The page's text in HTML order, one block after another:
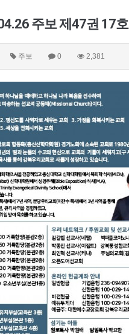
주보 제47권 17호
주보 0 2,381